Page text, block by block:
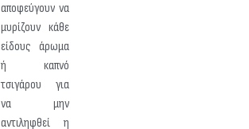
αποφεύγουν να
μυρίζουν κάθε
είδους άρωμα
ή καπνό
τσιγάρου για
να μην
αντιληφθεί η